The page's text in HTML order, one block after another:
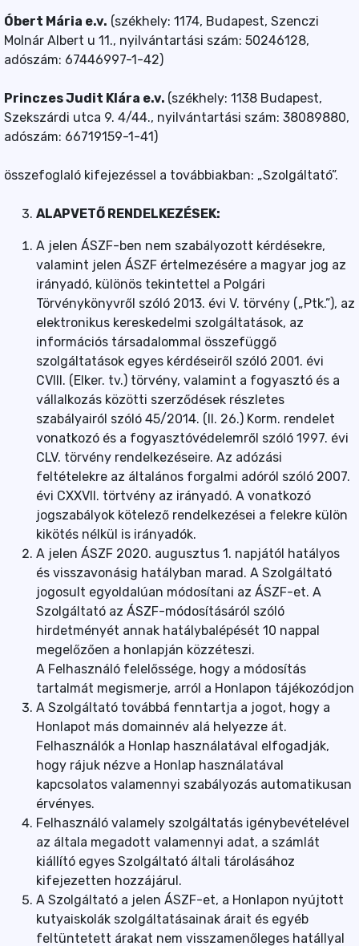
Óbert Mária e.v. (székhely: 1174, Budapest, Szenczi
Molnár Albert u 11., nyilvántartási szám: 50246128,
adószám: 67446997-1-42)
Princzes Judit Klára e.v. (székhely: 1138 Budapest,
Szekszárdi utca 9. 4/44., nyilvántartási szám: 38089880,
adószám: 66719159-1-41)
összefoglaló kifejezéssel a továbbiakban: „Szolgáltató”.
ALAPVETŐ RENDELKEZÉSEK:
A jelen ÁSZF-ben nem szabályozott kérdésekre,
valamint jelen ÁSZF értelmezésére a magyar jog az
irányadó, különös tekintettel a Polgári
Törvénykönyvről szóló 2013. évi V. törvény („Ptk.”), az
elektronikus kereskedelmi szolgáltatások, az
információs társadalommal összefüggő
szolgáltatások egyes kérdéseiről szóló 2001. évi
CVIII. (Elker. tv.) törvény, valamint a fogyasztó és a
vállalkozás közötti szerződések részletes
szabályairól szóló 45/2014. (II. 26.) Korm. rendelet
vonatkozó és a fogyasztóvédelemről szóló 1997. évi
CLV. törvény rendelkezéseire. Az adózási
feltételekre az általános forgalmi adóról szóló 2007.
évi CXXVII. törtvény az irányadó. A vonatkozó
jogszabályok kötelező rendelkezései a felekre külön
kikötés nélkül is irányadók.
A jelen ÁSZF 2020. augusztus 1. napjától hatályos
és visszavonásig hatályban marad. A Szolgáltató
jogosult egyoldalúan módosítani az ÁSZF-et. A
Szolgáltató az ÁSZF-módosításáról szóló
hirdetményét annak hatálybalépését 10 nappal
megelőzően a honlapján közzéteszi.
A Felhasználó felelőssége, hogy a módosítás
tartalmát megismerje, arról a Honlapon tájékozódjon
A Szolgáltató továbbá fenntartja a jogot, hogy a
Honlapot más domainnév alá helyezze át.
Felhasználók a Honlap használatával elfogadják,
hogy rájuk nézve a Honlap használatával
kapcsolatos valamennyi szabályozás automatikusan
érvényes.
Felhasználó valamely szolgáltatás igénybevételével
az általa megadott valamennyi adat, a számlát
kiállító egyes Szolgáltató általi tárolásához
kifejezetten hozzájárul.
A Szolgáltató a jelen ÁSZF-et, a Honlapon nyújtott
kutyaiskolák szolgáltatásainak árait és egyéb
feltüntetett árakat nem visszamenőleges hatállyal